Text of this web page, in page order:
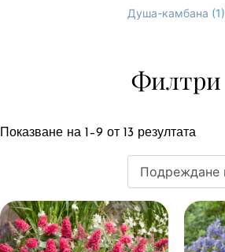
Душа-камбана (1)
Филтри
Показване на 1–9 от 13 резултата